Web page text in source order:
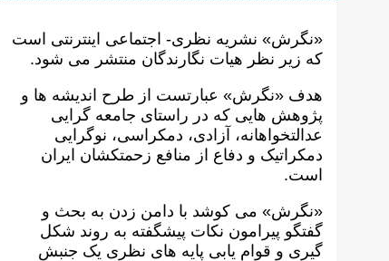
«نگرش» نشریه نظری- اجتماعی اینترنتی است
که زير نظر هيات نگارندگان منتشر می شود.
هدف «نگرش» عبارتست از طرح انديشه ها و
پژوهش هايی که در راستای جامعه گرايی
عدالتخواهانه، آزادی، دمکراسی، نوگرايی
دمکراتيک و دفاع از منافع زحمتکشان ايران
است.
«نگرش» می کوشد با دامن زدن به بحث و
گفتگو پيرامون نکات پیشگفته به روند شکل
گيری و قوام يابی پايه های نظری يک جنبش